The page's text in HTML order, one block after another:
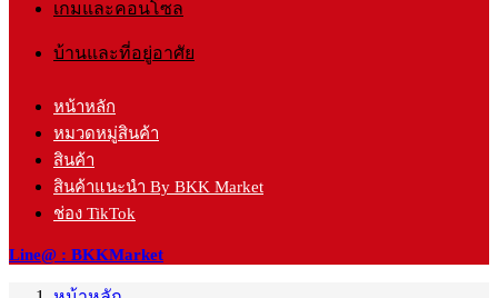
เกมและคอนโซล
บ้านและที่อยู่อาศัย
หน้าหลัก
หมวดหมู่สินค้า
สินค้า
สินค้าแนะนำ By BKK Market
ช่อง TikTok
Line@ : BKKMarket